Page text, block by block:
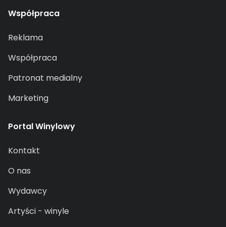
Współpraca
Reklama
Współpraca
Patronat medialny
Marketing
Portal Winylowy
Kontakt
O nas
Wydawcy
Artyści - winyle